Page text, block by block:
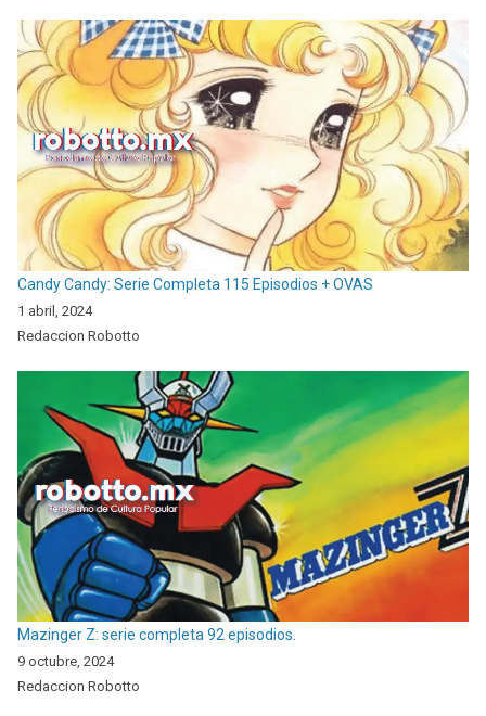
Candy Candy: Serie Completa 115 Episodios + OVAS
1 abril, 2024
Redaccion Robotto
Mazinger Z: serie completa 92 episodios.
9 octubre, 2024
Redaccion Robotto